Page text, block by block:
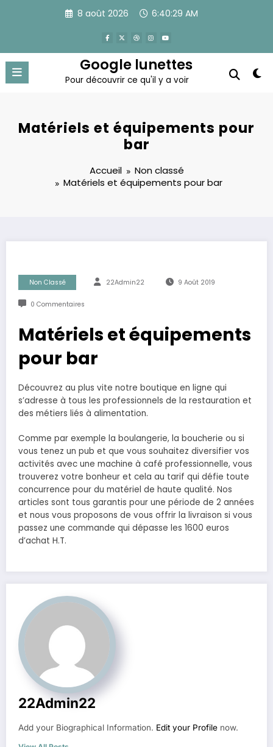
8 août 2026 6:40:30 AM
Google lunettes
Pour découvrir ce qu'il y a voir
Matériels et équipements pour
bar
Accueil
Non classé
Matériels et équipements pour bar
Non Classé 22Admin22 9 Août 2019
0 Commentaires
Matériels et équipements
pour bar
Découvrez au plus vite notre boutique en ligne qui
s’adresse à tous les professionnels de la restauration et
des métiers liés à alimentation.
Comme par exemple la boulangerie, la boucherie ou si
vous tenez un pub et que vous souhaitez diversifier vos
activités avec une machine à café professionnelle, vous
trouverez votre bonheur et cela au tarif qui défie toute
concurrence pour du matériel de haute qualité. Nos
articles sont tous garantis pour une période de 2 années
et nous vous proposons de vous offrir la livraison si vous
passez une commande qui dépasse les 1600 euros
d’achat H.T.
22Admin22
Add your Biographical Information. Edit your Profile now.